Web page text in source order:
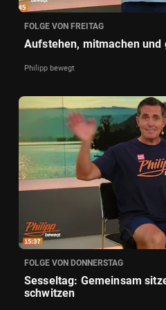
FOLGE VON FREITAG
Aufstehen, mitmachen und
Philipp bewegt
FOLGE VON DONNERSTAG
Sesseltag: Gemeinsam
schwitzen